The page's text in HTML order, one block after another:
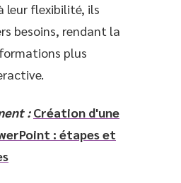
leur flexibilité, ils
besoins, rendant la
plus
: Création d'une
: étapes et